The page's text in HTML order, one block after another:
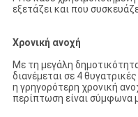
εξετάζει και που
Χρονική ανοχή
Με τη μεγάλη
διανέμεται σε 4
η γρηγορότερη χρονική
περίπτωση είναι σύμφωνα